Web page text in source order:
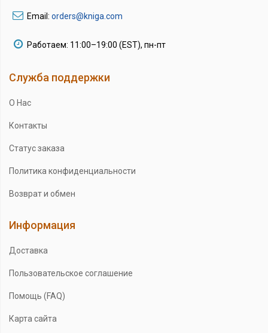
Email: orders@kniga.com
Работаем: 11:00–19:00 (EST), пн-пт
Служба поддержки
О Нас
Контакты
Статус заказа
Политика конфиденциальности
Возврат и обмен
Информация
Доставка
Пользовательское соглашение
Помощь (FAQ)
Карта сайта